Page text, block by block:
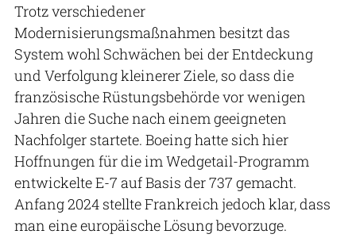
Trotz verschiedener
Modernisierungsmaßnahmen besitzt das
System wohl Schwächen bei der Entdeckung
und Verfolgung kleinerer Ziele, so dass die
französische Rüstungsbehörde vor wenigen
Jahren die Suche nach einem geeigneten
Nachfolger startete. Boeing hatte sich hier
Hoffnungen für die im Wedgetail-Programm
entwickelte E-7 auf Basis der 737 gemacht.
Anfang 2024 stellte Frankreich jedoch klar, dass
man eine europäische Lösung bevorzuge.